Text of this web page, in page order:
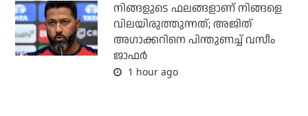
നിങ്ങളുടെ ഫലങ്ങളാണ് നിങ്ങളെ
വിലയിരുത്തുന്നത്; അജിത്
അഗാക്കറിനെ പിന്തുണച്ച് വസീം
ജാഫര്‍
1 hour ago